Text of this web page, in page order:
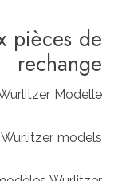
pièces de
rechange
Modelle
models